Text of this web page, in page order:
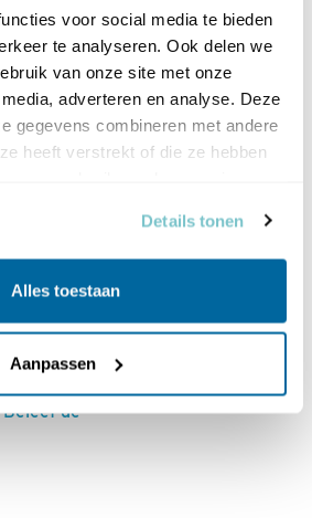
voor social media te bieden
te analyseren. Ook delen we
van onze site met onze
adverteren en analyse. Deze
gegevens combineren met andere
heeft verstrekt of die ze hebben
Details tonen
Alles toestaan
Aanpassen
TOT SNEL!
werd het de nijlgans of toch de
lijkt nu mede geïnteresseerd te
kijk snel de nieuwe clip
man)
Bewaar deze blog
de